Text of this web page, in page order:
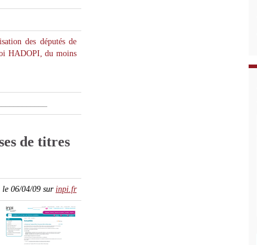
des députés de
HADOPI, du moins
de titres
le 06/04/09 sur inpi.fr